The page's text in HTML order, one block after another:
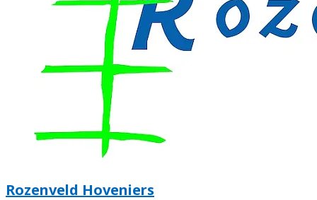
Rozenveld Hoveniers